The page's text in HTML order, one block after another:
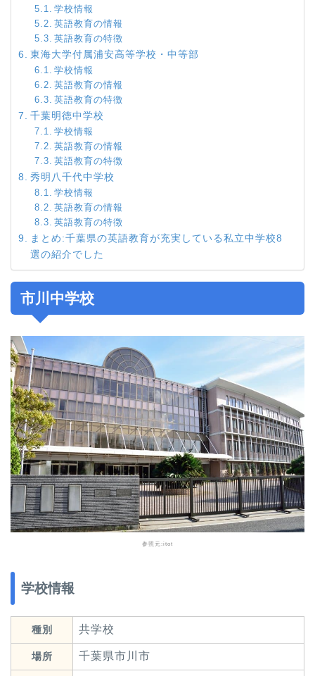
学校情報
英語教育の情報
英語教育の特徴
東海大学付属浦安高等学校・中等部
学校情報
英語教育の情報
英語教育の特徴
千葉明徳中学校
学校情報
英語教育の情報
英語教育の特徴
秀明八千代中学校
学校情報
英語教育の情報
英語教育の特徴
まとめ:千葉県の英語教育が充実している私立中学校8
選の紹介でした
市川中学校
参照元:itot
学校情報
種別 共学校
場所 千葉県市川市